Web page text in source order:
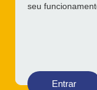
seu
Entrar